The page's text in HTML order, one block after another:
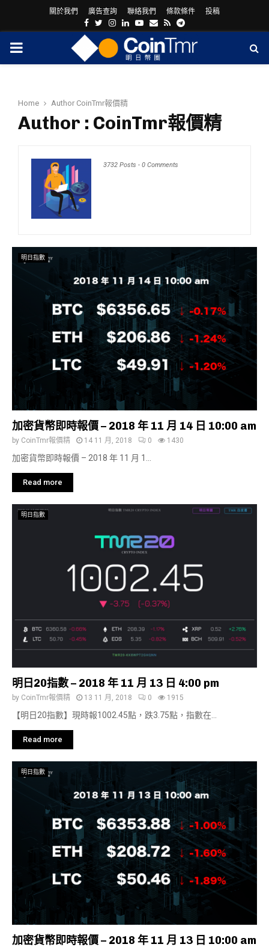
關於我們 廣告查詢 聯絡我們 條款條件 投稿
Facebook
Twitter
Instagram
LinkedinYoutube
Email
RssTelegram
PRIMARY
Home Author CoinTmr報價精
Author : CoinTmr報價精
3732 Posts - 0 Comments
明日指數
加密貨幣即時報價 – 2018 年 11 月 14 日 10:00 am
by CoinTmr報價精 14 11 月, 2018 0 1430
加密貨幣即時報價 – 2018 年 11 月 1...
Read more
明日指數
明日20指數 – 2018 年 11 月 13 日 4:00 pm
by CoinTmr報價精 13 11 月, 2018 0 1915
【明日20指數】現時報1002.45點，跌3.75點，指數在...
Read more
明日指數
加密貨幣即時報價 – 2018 年 11 月 13 日 10:00 am